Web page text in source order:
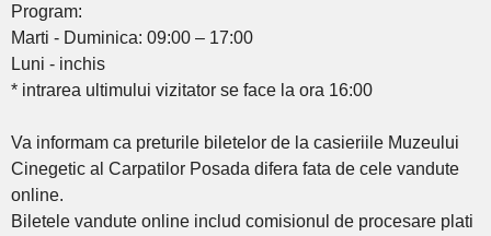
Program:
Marti - Duminica: 09:00 – 17:00
Luni - inchis
* intrarea ultimului vizitator se face la ora 16:00
Va informam ca preturile biletelor de la casieriile Muzeului
Cinegetic al Carpatilor Posada difera fata de cele vandute
online.
Biletele vandute online includ comisionul de procesare plati